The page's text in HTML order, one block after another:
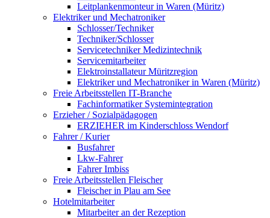
Leitplankenmonteur in Waren (Müritz)
Elektriker und Mechatroniker
Schlosser/Techniker
Techniker/Schlosser
Servicetechniker Medizintechnik
Servicemitarbeiter
Elektroinstallateur Müritzregion
Elektriker und Mechatroniker in Waren (Müritz)
Freie Arbeitsstellen IT-Branche
Fachinformatiker Systemintegration
Erzieher / Sozialpädagogen
ERZIEHER im Kinderschloss Wendorf
Fahrer / Kurier
Busfahrer
Lkw-Fahrer
Fahrer Imbiss
Freie Arbeitsstellen Fleischer
Fleischer in Plau am See
Hotelmitarbeiter
Mitarbeiter an der Rezeption